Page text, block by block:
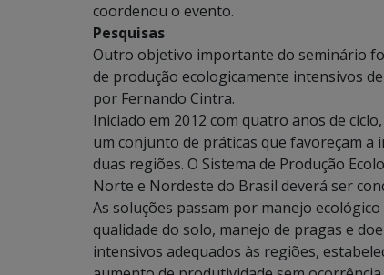
coordenou o evento.
Pesquisas
Outro objetivo importante do seminário
de produção ecologicamente intensivos
por Fernando Cintra.
Iniciado em 2012 com quatro anos de
um conjunto de práticas que favoreçam a
duas regiões. O Sistema de Produção
Norte e Nordeste do Brasil deverá ser
As soluções passam por manejo
qualidade do solo, manejo de pragas e
intensivos adequados às regiões,